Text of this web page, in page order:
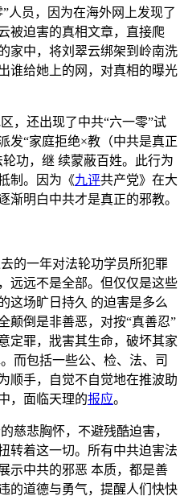
人员，因为在海外网上发现了
被迫害的真相文章，直接爬
家中，将刘翠云绑架到岭南洗
谁给她上的网，对真相的曝光
，还出现了中共“六一零”试
发“家庭拒绝×教（中共是真正
功，继 续蒙蔽百姓。此行为
制。因为《九评共产党》在大
渐明白中共才是真正的邪教。
的一年对法轮功学员所犯罪
远远不是全部。但仅仅是这些
这场旷日持久 的迫害是多么
颠倒是非善恶，对按“真善忍”
定罪，戕害其生命，破坏其家
而包括一些公、检、法、司
顺手，自觉不自觉地在推波助
，面临天理的报应。
慈悲胸怀，不避残酷迫害，
转着这一切。所有中共迫害法
示中共的邪恶 本质，都是善
的道德与勇气，提醒人们快快